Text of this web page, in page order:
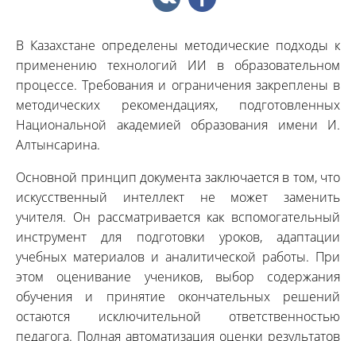
В Казахстане определены методические подходы к
применению технологий ИИ в образовательном
процессе. Требования и ограничения закреплены в
методических рекомендациях, подготовленных
Национальной академией образования имени И.
Алтынсарина.
Основной принцип документа заключается в том, что
искусственный интеллект не может заменить
учителя. Он рассматривается как вспомогательный
инструмент для подготовки уроков, адаптации
учебных материалов и аналитической работы. При
этом оценивание учеников, выбор содержания
обучения и принятие окончательных решений
остаются исключительной ответственностью
педагога. Полная автоматизация оценки результатов